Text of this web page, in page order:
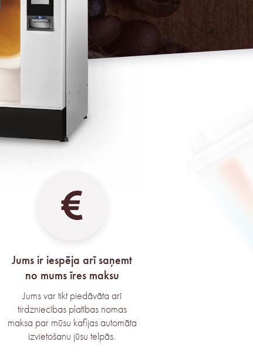
Jums ir iespēja arī saņemt
no mums īres maksu
Jums var tikt piedāvāta arī
tirdzniecības platības nomas
maksa par mūsu kafijas automāta
izvietošanu jūsu telpās.